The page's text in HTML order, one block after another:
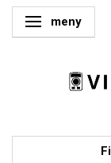
Ändrameny